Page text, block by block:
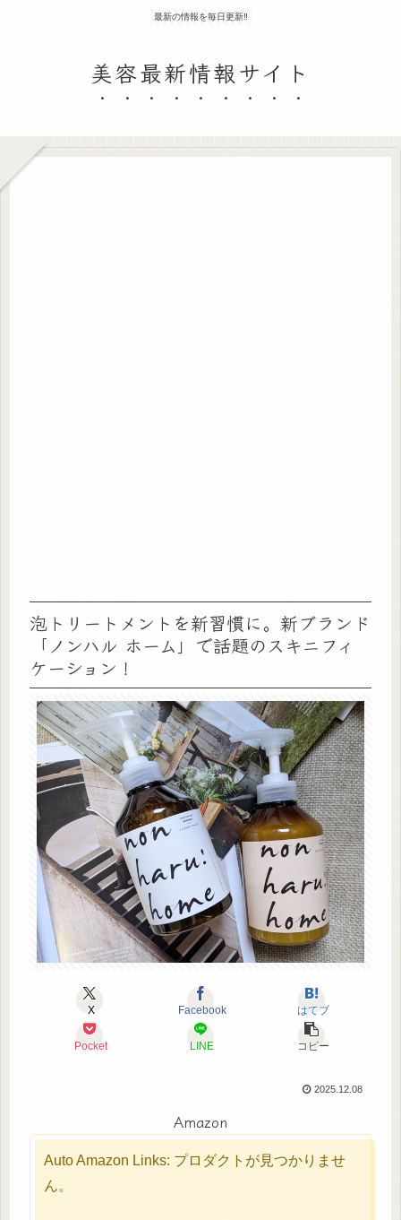
最新の情報を毎日更新‼
美容最新情報サイト
泡トリートメントを新習慣に。新ブランド
「ノンハル ホーム」で話題のスキニフィ
ケーション！
X Facebook はてブ
Pocket LINE コピー
2025.12.08
Amazon
Auto Amazon Links: プロダクトが見つかりませ
ん。